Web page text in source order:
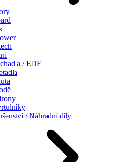
/ EDF
/ Náhradní díly